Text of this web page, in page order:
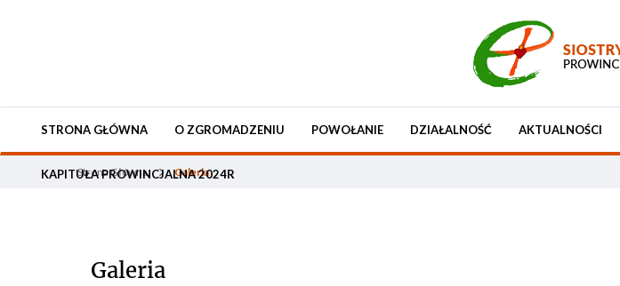
STRONA GŁÓWNA O ZGROMADZENIU POWOŁANIE DZIAŁALNOŚĆ AKTUALNOŚCI
KAPITUŁA PROWINCJALNA 2024R
Strona Główna Galeria
Galeria